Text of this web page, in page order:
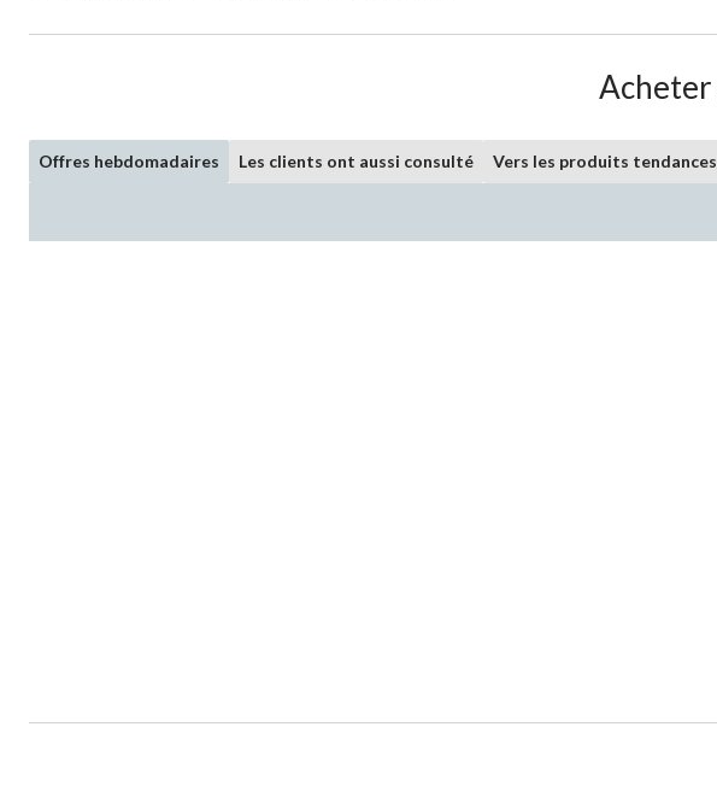
Acheter
Offres hebdomadaires Les clients ont aussi consulté Vers les produits tendances